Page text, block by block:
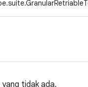
tidak ada.